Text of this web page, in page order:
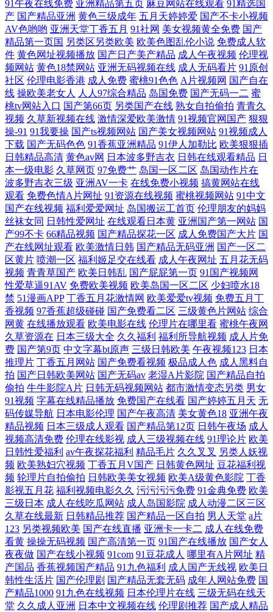
伊人网影院 91视频国在 在线观看成人网站 午夜寂寞伦理 亚洲网站黄 伪娘
h视频 日韩精品五区 欧美一级二级 男女床上无遮挡 久草网站欧美 久久伊
人熟女 久草视频网 韩国免费AV网 国产精品日日摸 东京热九九综合部 操
逼AV日韩 91熊猫tv网页 最新网址av 性爱探花 91粉色情人 91va在线视频
91cn在线播放 亚洲色图五月天 婷婷久久成人导航 三级成年在线 青娱乐打
炮 蜜桃婷婷狠狠久久 久久伊人亚洲 日韩色图导航
91午夜在线免费 亚洲精品第五页 麻豆网站在线观看 91精选国
产 国产精品亚洲 黄色三级成年 五月天婷婷爱 国产不卡小视频
AV色哟哟 亚洲天堂丁香五月 91社网 美女视频黄全免费 国产
精品第一页国 另类区另类欧美 欧美色图乱伦小说 免费成人软
件 黄色网址视频播放 国产日产美产精品 成人午夜视频 伦理视
频网站 黄色18禁网站 亚洲无码视频在线 成人无码看片 91原创
社区 伦理电影香港 成人免费 蜜桃91色色 A片视频网 国产自在
线 操欧美老女人 人人97综合精品 岛国免费 国产无码一二 蜜
桃tv网站入口 国产第66页 另类国产在线 熟女自拍偷拍 青青久
视频 久草新视频在线 激情深爱欧美激情 91视频官网国产 狠狠
操-91 91我要操 国产ts视频网站 国产美女视频网站 91视频成人
下载 国产无码色色 91香蕉亚洲精品 91伊人加勒比 欧美狠狠插
日韩精品高清 黄色av网 日本波多野吉衣 日韩在线观看精品 日
本一级电影 久草网页 97免费艹 岛国一区二区 岛国动作片在
波多野吉衣三级 亚洲AV一卡 在线免费小视频 搞黄网站在线
观看 免费色情A片网扯 91资源在线视频 蜜桃视频网站 91中文
国产在线视频 福利爱爱网址 岛国搬运工首页 伦理朋友的妈妈
丝袜女同 日韩性爱网址 在线观看日本黄 亚洲国产第一网站 国
产99不卡 66精品视频 国产精品探花一区 成人免费国产大片 国
产在线网址观看 欧美激情日韩 国产精品无码亚洲 国产一区二
区黄片 喷潮一区 福利姬足交在线看 成人午夜网址 五月花无码
视频 青青草国产 欧美日韩乱 国产屁屁第一页 91国产视频网
性爱草逼91AV 免费欧美视频 欧美岛国一区二区 少妇喷水18
禁 51漫画APP 丁香五月花激情网 欧美爱爱tv视频 免费五月丁
香视频 97香蕉超级碰碰 国产免费看二区 三级黄色片网站 综合
网黄 在线播放观看 欧美电影在线 伦理片在哪里看 蜜桃午夜网
久草资源在 日本三级大全 久久福利 福利所导航视频 成人片免
费 国产第9页 中文字幕bt原声 三级日韩欧美 午夜视频123 日本
推理片 丁香五月网站 国产免费看视频 极品成人色 成人黑料自
拍 国产日韩欧美网站 国产无码av 老湿A片影院 国产精品自拍
偷拍 牛牛影院A片 日韩无码视频网站 都市激情变态另类 男女
91视频 字幕在线精品播放 免费国产在线看 国产婷婷五月天 无
码传媒导航 日本电影伦理 国产午夜高清 美女黄色18 亚洲午夜
精品视频 日本三级成人观看 国产精品第12页 日韩午夜场 成人
视频高清免费 伦理在线影视 成人三级视频在线 91理论片 欧美
日韩性爱福利 av午夜探花福利 精品毛片 久久叉叉 另类人妖视
频 欧美熟妇穴视频 丁香五月V国产 日韩黄色网址 豆花福利视
频 轮理片自拍偷拍 日韩欧美美女视频 欧美A级黄色影院 丁香
影视五月花 福利视频电影久久 污污污污免费 91金典免费 欧美
三级日本 成人在线吃瓜网站 成人岛国影院 成人动漫二区三区
久草在线最新 日韩精品推荐 国产精品一区自拍 男人天堂 a片
123 另类视频欧美 国产在线直播 亚洲卡一卡二 成人在线免费
看黄 操操无码视频 国产高清第一页 91国产在线播放 国产女人
夜夜做 国产在线小视频 91com 91豆花成人 哪里有A片网址 精
产国品 香蕉视频国产精品 91九色福利 成人国产无线视 欧美日
韩性生活片 国产伦理剧 国产精品无套无码 成年人网站免费 国
产精品1000 91九色在线视频 日本伦理片在线 三级无码在线天
堂 久久成人亚洲 日本中文视频在线 伦理剧推荐 国产成人精品